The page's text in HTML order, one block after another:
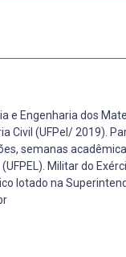
e Engenharia dos
Civil (UFPel/ 2019).
semanas
Militar do
lotado na